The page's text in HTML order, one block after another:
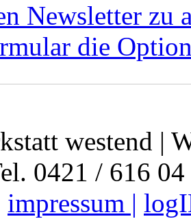
Newsletter zu
die
westend |
0421 / 616
impressum |